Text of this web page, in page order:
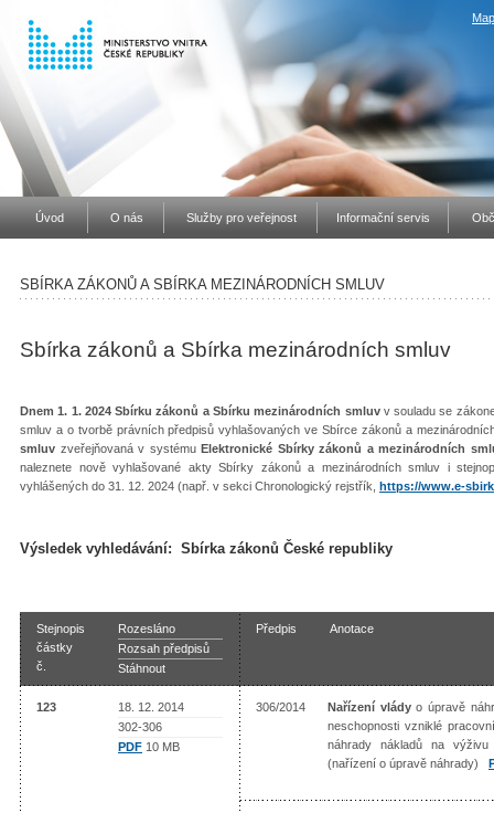
Úvod O nás Služby pro veřejnost Informační servis
SBÍRKA ZÁKONŮ A SBÍRKA MEZINÁRODNÍCH SMLUV
Sbírka zákonů a Sbírka mezinárodních smluv
Dnem 1. 1. 2024 Sbírku zákonů a Sbírku mezinárodních smluvv souladu se
smluv a o tvorbě právních předpisů vyhlašovaných ve Sbírce zákonů a
smluv zveřejňovaná v systémuElektronické Sbírky zákonů a mezinárodních
naleznete nově vyhlašované akty Sbírky zákonů a mezinárodních smluv i
vyhlášených do 31. 12. 2024 (např. v sekci Chronologický rejstřík, https://www.e-
Výsledek vyhledávání: Sbírka zákonů České republiky
Stejnopis
částky
č.
Rozesláno
Rozsah předpisů
Stáhnout
Předpis Anotace
123
18. 12. 2014
302-306
PDF 10 MB
306/2014 Nařízení vládyo úpravě
neschopnosti vzniklé
náhrady nákladů na výživu
(nařízení o úpravě náhrady)